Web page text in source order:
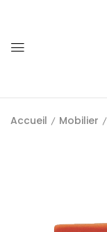
Accueil Mobilier